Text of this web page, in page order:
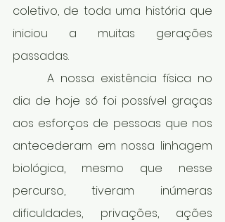
coletivo, de toda uma história que
iniciou a muitas gerações
passadas.
dia de hoje só foi possível graças
aos esforços de pessoas que nos
antecederam em nossa linhagem
biológica, mesmo que nesse
percurso, tiveram inúmeras
dificuldades, privações, ações